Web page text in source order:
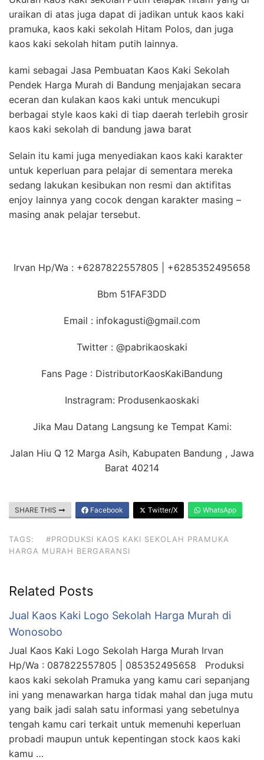
uraikan di atas juga dapat di jadikan untuk kaos kaki
pramuka, kaos kaki sekolah Hitam Polos, dan juga
kaos kaki sekolah hitam putih lainnya.
kami sebagai Jasa Pembuatan Kaos Kaki Sekolah
Pendek Harga Murah di Bandung menjajakan secara
eceran dan kulakan kaos kaki untuk mencukupi
berbagai style kaos kaki di tiap daerah terlebih grosir
kaos kaki sekolah di bandung jawa barat
Selain itu kami juga menyediakan kaos kaki karakter
untuk keperluan para pelajar di sementara mereka
sedang lakukan kesibukan non resmi dan aktifitas
enjoy lainnya yang cocok dengan karakter masing –
masing anak pelajar tersebut.
Irvan Hp/Wa : +6287822557805 | +6285352495658
Bbm 51FAF3DD
Email : infokagusti@gmail.com
Twitter : @pabrikaoskaki
Fans Page : DistributorKaosKakiBandung
Instragram: Produsenkaoskaki
Jika Mau Datang Langsung ke Tempat Kami:
Jalan Hiu Q 12 Marga Asih, Kabupaten Bandung , Jawa
Barat 40214
SHARE THIS Facebook Twitter/X WhatsApp
TAGS:
#PRODUKSI KAOS KAKI SEKOLAH PRAMUKA
HARGA MURAH BERGARANSI
Related Posts
Jual Kaos Kaki Logo Sekolah Harga Murah di
Wonosobo
Jual Kaos Kaki Logo Sekolah Harga Murah Irvan
Hp/Wa : 087822557805 | 085352495658 Produksi
kaos kaki sekolah Pramuka yang kamu cari sepanjang
ini yang menawarkan harga tidak mahal dan juga mutu
yang baik jadi salah satu informasi yang sebetulnya
tengah kamu cari terkait untuk memenuhi keperluan
probadi maupun untuk kepentingan stock kaos kaki
kamu …